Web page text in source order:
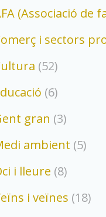
(Associació de
i sectors
(52)
(6)
gran (3)
ambient (5)
i lleure (8)
i veïnes (18)